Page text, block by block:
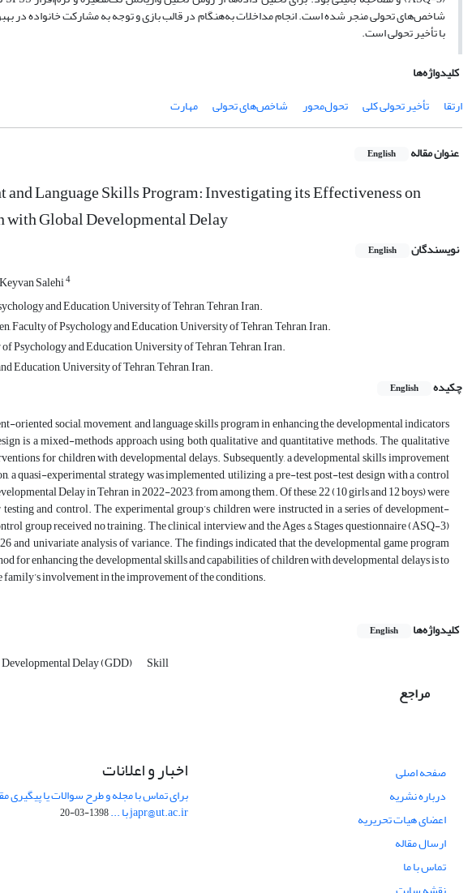
شاخص‌های تحولی منجر شده است. انجام مداخلات به‌هنگام در قالب بازی و توجه به مشارکت خانواده در
با تأخیر تحولی است.
کلیدواژه‌ها
ارتقا
تأخیر تحولی کلی تحول‌محور شاخص‌های تحولی مهارت
عنوان مقاله English
Language Skills Program: Investigating its Effectiveness on
Global Developmental Delay
نویسندگان English
Keyvan Salehi4
and Education, University of Tehran, Tehran, Iran.
of Psychology and Education, University of Tehran, Tehran, Iran.
and Education, University of Tehran, Tehran, Iran.
Education, University of Tehran, Tehran, Iran.
چکیده
English
oriented social, movement, and language skills program in enhancing the developmental indicators
is a mixed-methods approach using both qualitative and quantitative methods. The qualitative
for children with developmental delays. Subsequently, a developmental skills improvement
a quasi-experimental strategy was implemented, utilizing a pre-test, post-test design with a control
Delay in Tehran in 2022-2023, from among them. Of these, 22 (10 girls and 12 boys) were
and control. The experimental group’s children were instructed in a series of development-
group received no training. The clinical interview and the Ages & Stages questionnaire (ASQ-3)
and univariate analysis of variance. The findings indicated that the developmental game program
for enhancing the developmental skills and capabilities of children with developmental delays is to
involvement in the improvement of the conditions.
کلیدواژه‌ها English
Delay (GDD) Skill
مراجع
صفحه اصلی
درباره نشریه
اعضای هیات تحریریه
ارسال مقاله
تماس با ما
اخبار و اعلانات
برای تماس با مجله و طرح سوالات یا پیگیری
japr@ut.ac.ir با ... 1398-03-20